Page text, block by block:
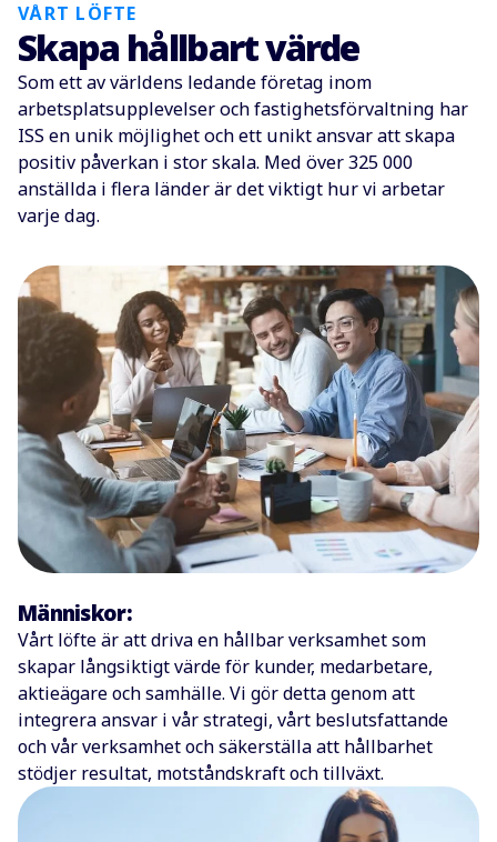
VÅRT LÖFTE
Skapa hållbart värde
Som ett av världens ledande företag inom
arbetsplatsupplevelser och fastighetsförvaltning har
ISS en unik möjlighet och ett unikt ansvar att skapa
positiv påverkan i stor skala. Med över 325 000
anställda i flera länder är det viktigt hur vi arbetar
varje dag.
Människor:
Vårt löfte är att driva en hållbar verksamhet som
skapar långsiktigt värde för kunder, medarbetare,
aktieägare och samhälle. Vi gör detta genom att
integrera ansvar i vår strategi, vårt beslutsfattande
och vår verksamhet och säkerställa att hållbarhet
stödjer resultat, motståndskraft och tillväxt.